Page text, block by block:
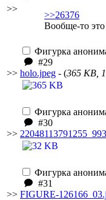
>>
>>26376
Вообще-то
>>
Фигурка
#29
holo.jpeg - (365 KB,
>>
Фигурка
#30
>>
Фигурка
#31
FIGURE-